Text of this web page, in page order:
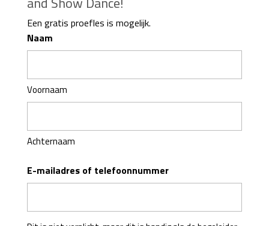
Een gratis proefles is mogelijk.
Naam
Voornaam
Achternaam
E-mailadres of telefoonnummer